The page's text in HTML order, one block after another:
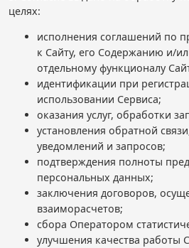
целях:
исполнения соглашений по
к Сайту, его Содержанию и/
отдельному функционалу
идентификации при
использовании Сервиса;
оказания услуг, обработки
установления обратной
уведомлений и запросов;
подтверждения полноты
персональных данных;
заключения договоров,
взаиморасчетов;
сбора Оператором
улучшения качества работы